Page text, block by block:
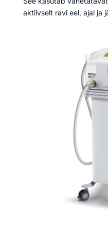
aktiivselt ravi eel, ajal ja